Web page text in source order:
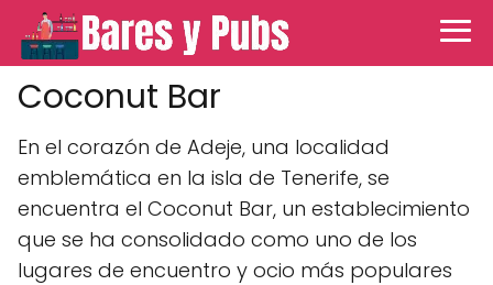
Coconut Bar
En el corazón de Adeje, una localidad
emblemática en la isla de Tenerife, se
encuentra el Coconut Bar, un establecimiento
que se ha consolidado como uno de los
lugares de encuentro y ocio más populares